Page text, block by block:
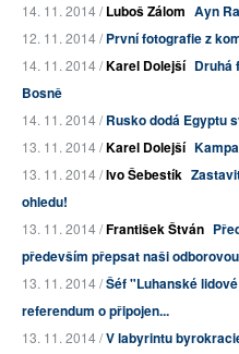
14. 11. 2014 /Luboš Zálom Ayn
12. 11. 2014 /První fotografie z
14. 11. 2014 /Karel Dolejší Druhá
Bosně
14. 11. 2014 /Rusko dodá Egyptu
13. 11. 2014 /Karel Dolejší
13. 11. 2014 /Ivo Šebestík
ohledu!
13. 11. 2014 /František Štván
především přepsat naši
13. 11. 2014 /Šéf "Luhanské
referendum o připojen...
13. 11. 2014 /V labyrintu